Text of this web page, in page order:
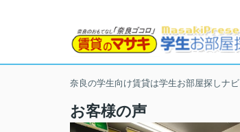
奈良の学生向け賃貸は学生お部屋探しナビ
お客様の声